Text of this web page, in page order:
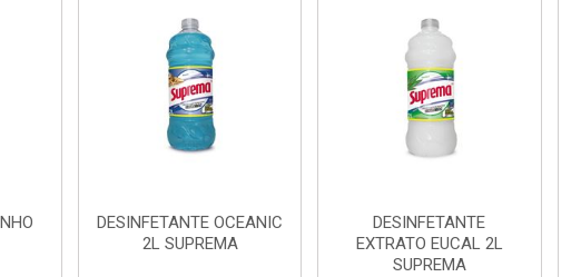
DESINFETANTE OCEANIC
2L SUPREMA
DESINFETANTE
EXTRATO EUCAL 2L
SUPREMA